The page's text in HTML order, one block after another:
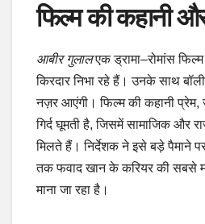
फिल्म की कहानी
आबीर गुलालएक ड्रामा–रोमांस
किरदार निभा रहे हैं। उनके साथ
नज़र आएंगी। फिल्म की कहानी प्रेम,
गिर्द घूमती है, जिसमें सामाजिक और
मिलते हैं। निर्देशक ने इसे बड़े पैमाने
तक फवाद खान के करियर की सबसे
माना जा रहा है।